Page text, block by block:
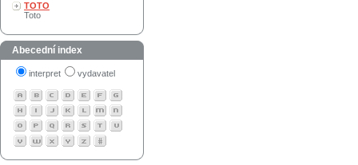
TOTO
Toto
Abecední index
interpret vydavatel